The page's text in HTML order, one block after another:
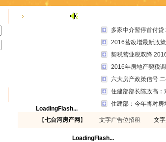
LoadingFlash...
多家中介暂停首付
2016营改增最新政
契税营业税双降
2016年房地产契税
六大房产政策信号
住建部部长陈政高
住建部：今年将对
【七台河房产网 】 文字广告位招租 文字
LoadingFlash...